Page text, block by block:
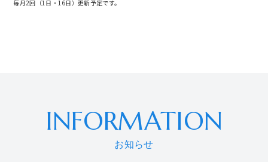
毎月2回（1日・16日）更新予定です。
INFORMATION
お知らせ